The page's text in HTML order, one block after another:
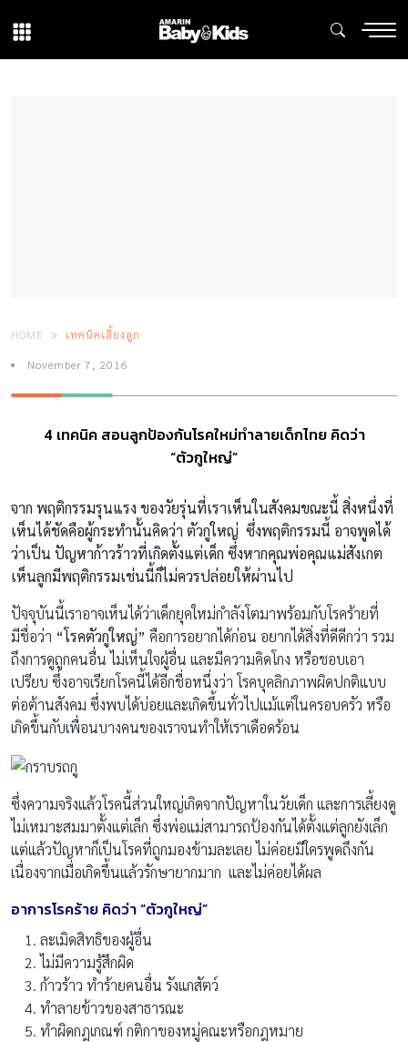
HOME เทคนิคเลี้ยงลูก
November 7, 2016
4 เทคนิค สอนลูกป้องกันโรคใหม่ทำลายเด็กไทย คิดว่า
“ตัวกูใหญ่”
จาก พฤติกรรมรุนแรง ของวัยรุ่นที่เราเห็นในสังคมขณะนี้ สิ่งหนึ่งที่
เห็นได้ชัดคือผู้กระทำนั้นคิดว่า ตัวกูใหญ่ ซึ่งพฤติกรรมนี้ อาจพูดได้
ว่าเป็น ปัญหาก้าวร้าวที่เกิดตั้งแต่เด็ก ซึ่งหากคุณพ่อคุณแม่สังเกต
เห็นลูกมีพฤติกรรมเช่นนี้ก็ไม่ควรปล่อยให้ผ่านไป
ปัจจุบันนี้เราอาจเห็นได้ว่าเด็กยุคใหม่กำลังโตมาพร้อมกับโรคร้ายที่
มีชื่อว่า “โรคตัวกูใหญ่” คือการอยากได้ก่อน อยากได้สิ่งที่ดีดีกว่า รวม
ถึงการดูถูกคนอื่น ไม่เห็นใจผู้อื่น และมีความคิดโกง หรือชอบเอา
เปรียบ ซึ่งอาจเรียกโรคนี้ได้อีกชื่อหนึ่งว่า โรคบุคลิกภาพผิดปกติแบบ
ต่อต้านสังคม ซึ่งพบได้บ่อยและเกิดขึ้นทั่วไปแม้แต่ในครอบครัว หรือ
เกิดขึ้นกับเพื่อนบางคนของเราจนทำให้เราเดือดร้อน
ซึ่งความจริงแล้วโรคนี้ส่วนใหญ่เกิดจากปัญหาในวัยเด็ก และการเลี้ยงดู
ไม่เหมาะสมมาตั้งแต่เล็ก ซึ่งพ่อแม่สามารถป้องกันได้ตั้งแต่ลูกยังเล็ก
แต่แล้วปัญหาก็เป็นโรคที่ถูกมองข้ามละเลย ไม่ค่อยมีใครพูดถึงกัน
เนื่องจากเมื่อเกิดขึ้นแล้วรักษายากมาก และไม่ค่อยได้ผล
อาการโรคร้าย คิดว่า “ตัวกูใหญ่”
ละเมิดสิทธิของผู้อื่น
ไม่มีความรู้สึกผิด
ก้าวร้าว ทำร้ายคนอื่น รังแกสัตว์
ทำลายข้าวของสาธารณะ
ทำผิดกฎเกณฑ์ กติกาของหมู่คณะหรือกฎหมาย